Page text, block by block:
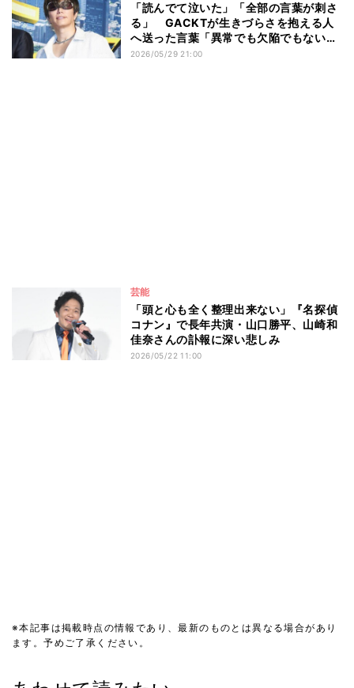
「読んでて泣いた」「全部の言葉が刺さ
る」 GACKTが生きづらさを抱える人
へ送った言葉「異常でも欠陥でもない」
に共感の声
2026/05/29 21:00
芸能
「頭と心も全く整理出来ない」『名探偵
コナン』で長年共演・山口勝平、山崎和
佳奈さんの訃報に深い悲しみ
2026/05/22 11:00
※本記事は掲載時点の情報であり、最新のものとは異なる場合があり
ます。予めご了承ください。